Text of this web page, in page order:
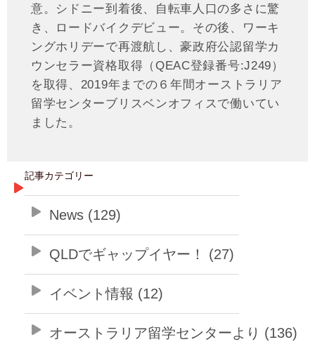
意。シドニー到着後、自転車人口の多さに驚
き、ロードバイクデビュー。その後、ワーキ
ングホリデーで再渡航し、豪政府公認留学カ
ウンセラー資格取得（QEAC登録番号:J249）
を取得、2019年までの６年間オーストラリア
留学センターブリスベンオフィスで働いてい
ました。
記事カテゴリー
News (129)
QLDでギャップイヤー！ (27)
イベント情報 (12)
オーストラリア留学センターより (136)